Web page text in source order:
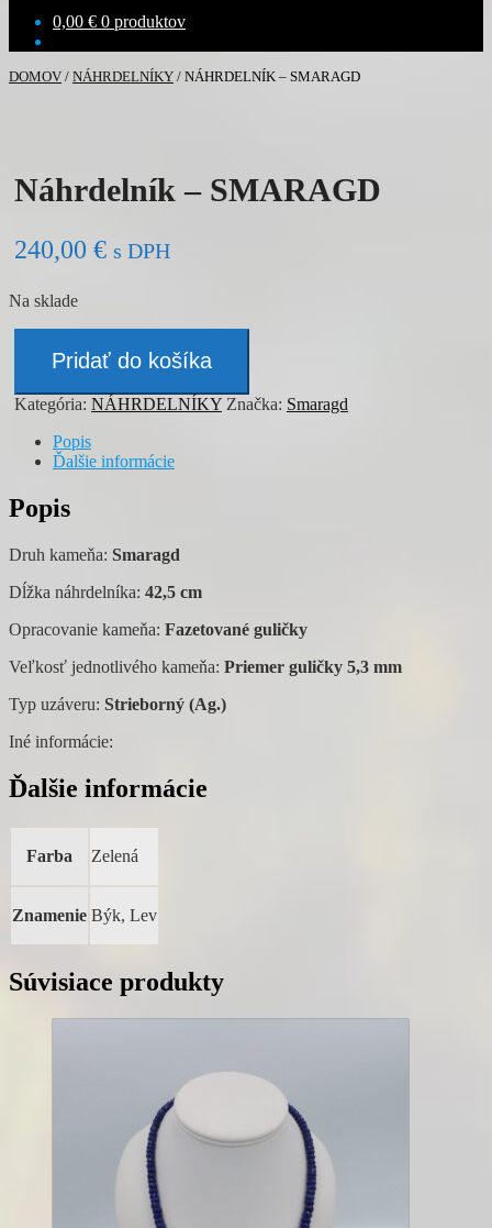
0,00 € 0 produktov
DOMOV / NÁHRDELNÍKY / NÁHRDELNÍK – SMARAGD
Náhrdelník – SMARAGD
240,00 € s DPH
Na sklade
Náhrdelník
SMARAGD
Pridať do košíka
Kategória: NÁHRDELNÍKY Značka: Smaragd
Popis
Ďalšie informácie
Popis
Druh kameňa: Smaragd
Dĺžka náhrdelníka: 42,5 cm
Opracovanie kameňa: Fazetované guličky
Veľkosť jednotlivého kameňa: Priemer guličky 5,3 mm
Typ uzáveru: Strieborný (Ag.)
Iné informácie:
Ďalšie informácie
Farba Zelená
Znamenie Býk, Lev
Súvisiace produkty